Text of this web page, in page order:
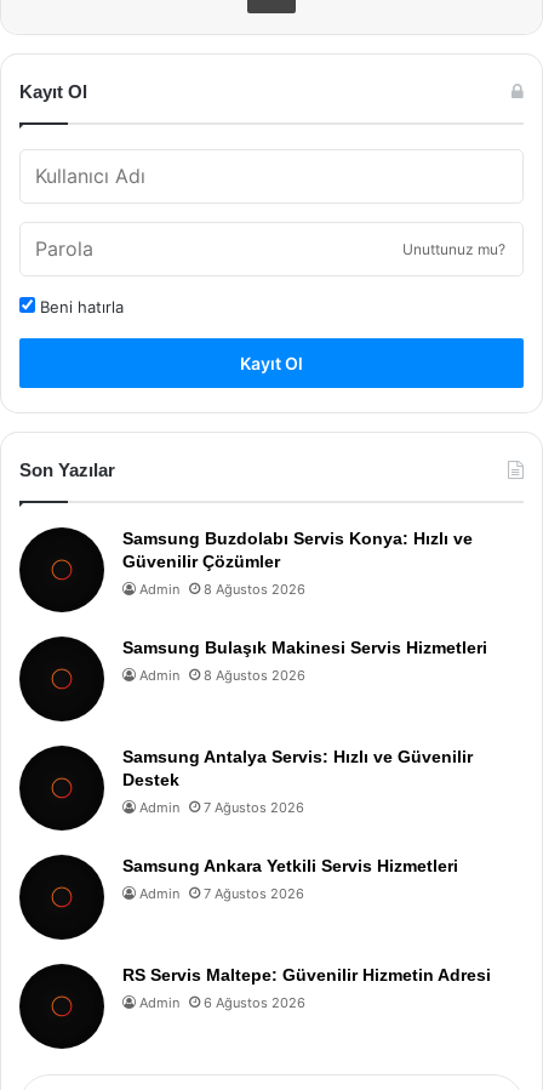
Kayıt Ol
Unuttunuz mu?
Beni hatırla
Kayıt Ol
Son Yazılar
Samsung Buzdolabı Servis Konya: Hızlı ve
Güvenilir Çözümler
Admin 8 Ağustos 2026
Samsung Bulaşık Makinesi Servis Hizmetleri
Admin 8 Ağustos 2026
Samsung Antalya Servis: Hızlı ve Güvenilir
Destek
Admin 7 Ağustos 2026
Samsung Ankara Yetkili Servis Hizmetleri
Admin 7 Ağustos 2026
RS Servis Maltepe: Güvenilir Hizmetin Adresi
Admin 6 Ağustos 2026